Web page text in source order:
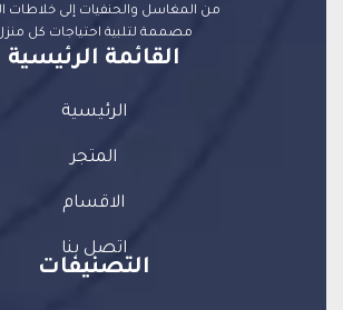
من المغاسل والحنفيات إلى خلاطات
مصممة لتلبية احتياجات كل
القائمة الرئيسية
الرئيسية
المتجر
الاقسام
اتصل بنا
التصنيفات